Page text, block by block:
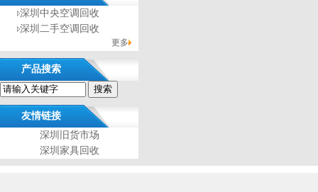
深圳中央空调回收
深圳二手空调回收
更多
产品搜索
友情链接
深圳旧货市场
深圳家具回收